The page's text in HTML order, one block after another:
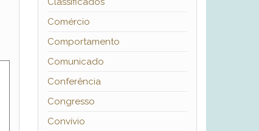
Comércio
Comportamento
Comunicado
Conferência
Congresso
Convívio